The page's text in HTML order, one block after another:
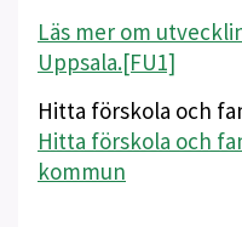
Läs mer om
Uppsala.[FU1]
Hitta förskola och
Hitta förskola och
kommun